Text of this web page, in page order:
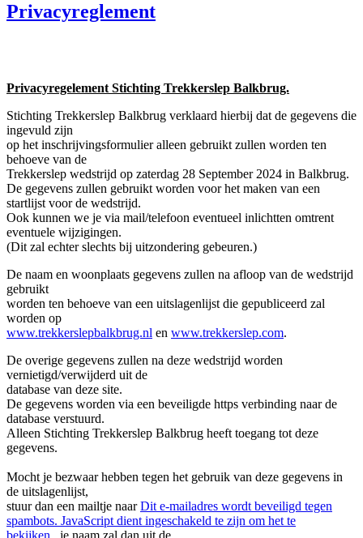
Privacyreglement
Privacyregelement Stichting Trekkerslep Balkbrug.
Stichting Trekkerslep Balkbrug verklaard hierbij dat de gegevens die
ingevuld zijn
op het inschrijvingsformulier alleen gebruikt zullen worden ten
behoeve van de
Trekkerslep wedstrijd op zaterdag 28 September 2024 in Balkbrug.
De gegevens zullen gebruikt worden voor het maken van een
startlijst voor de wedstrijd.
Ook kunnen we je via mail/telefoon eventueel inlichtten omtrent
eventuele wijzigingen.
(Dit zal echter slechts bij uitzondering gebeuren.)
De naam en woonplaats gegevens zullen na afloop van de wedstrijd
gebruikt
worden ten behoeve van een uitslagenlijst die gepubliceerd zal
worden op
www.trekkerslepbalkbrug.nl en www.trekkerslep.com.
De overige gegevens zullen na deze wedstrijd worden
vernietigd/verwijderd uit de
database van deze site.
De gegevens worden via een beveiligde https verbinding naar de
database verstuurd.
Alleen Stichting Trekkerslep Balkbrug heeft toegang tot deze
gegevens.
Mocht je bezwaar hebben tegen het gebruik van deze gegevens in
de uitslagenlijst,
stuur dan een mailtje naarDit e-mailadres wordt beveiligd tegen
spambots. JavaScript dient ingeschakeld te zijn om het te